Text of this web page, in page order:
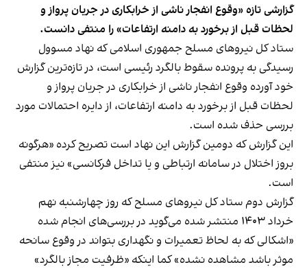
گزارشی تازه «وقوع انفجار ناشی از خرابکاری در جریان پرواز و
لحظات قبل از برخورد به دامنه ارتفاعات» را منتفی دانست.
ستاد کل نیروهای مسلح جمهوری اسلامی که نهاد مسوول
رسیدگی به پرونده سقوط بالگرد رئیسی است، درتازه‌ترین گزارش
خود آورده وقوع انفجار ناشی از خرابکاری در جریان پرواز و
لحظات قبل از برخورد به دامنه ارتفاعات، از دایره احتمالات مورد
بررسی حذف شده است.
این گزارش که دومین گزارش این نهاد است تصریح کرده «هرگونه
بروز اختلال در سامانه ارتباطی و یا تداخل فرکانسی» نیز منتفی
است.
گزارش دوم ستاد کل نیروهای مسلح که روز چهارشنبه نهم
خرداد ۱۴۰۳ منتشر شده می‌گوید در بررسی‌های انجام شده
«اشکالی که به لحاظ تعمیرات و نگهداری بتواند در وقوع سانحه
موثر باشد مشاهده نشده» کما اینکه «ظرفیت مجاز بالگرد»